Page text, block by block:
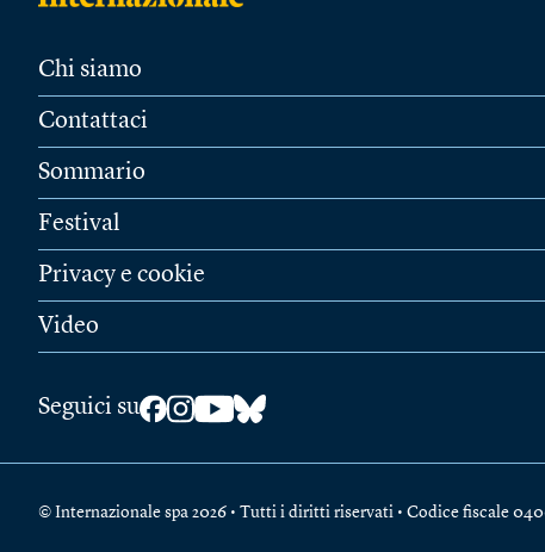
Chi siamo
Contattaci
Sommario
Festival
Privacy e cookie
Video
Seguici su
© Internazionale spa 2026 • Tutti i diritti riservati • Codice fiscale